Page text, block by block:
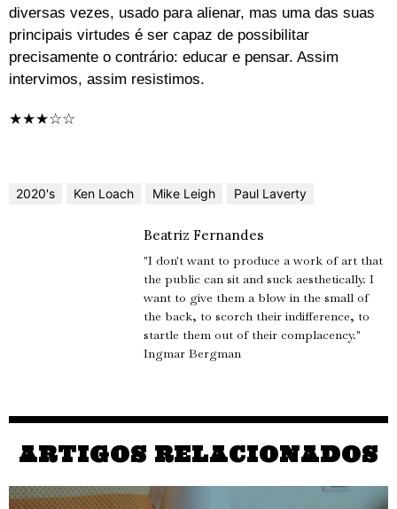
diversas vezes, usado para alienar, mas uma das suas
principais virtudes é ser capaz de possibilitar
precisamente o contrário: educar e pensar. Assim
intervimos, assim resistimos.
★★★☆☆
2020's Ken Loach Mike Leigh Paul Laverty
Beatriz Fernandes
"I don't want to produce a work of art that
the public can sit and suck aesthetically. I
want to give them a blow in the small of
the back, to scorch their indifference, to
startle them out of their complacency."
Ingmar Bergman
ARTIGOS RELACIONADOS